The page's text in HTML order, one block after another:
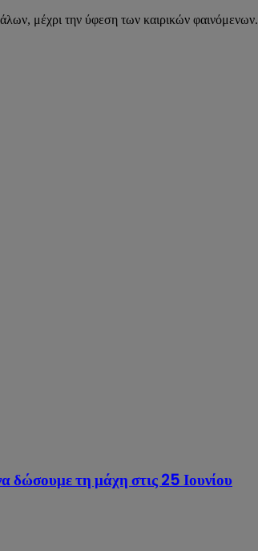
μέχρι την ύφεση των καιρικών φαινόμενων.
δώσουμε τη μάχη στις 25 Ιουνίου